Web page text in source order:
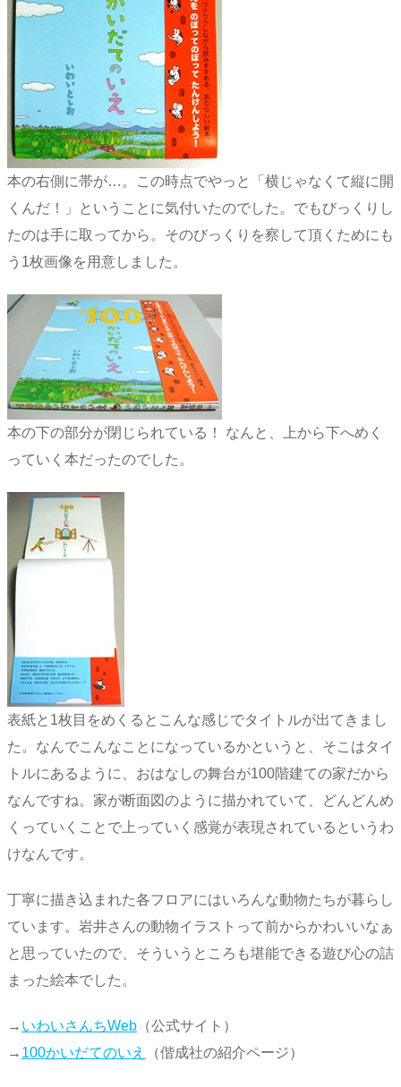
本の右側に帯が…。この時点でやっと「横じゃなくて縦に開
くんだ！」ということに気付いたのでした。でもびっくりし
たのは手に取ってから。そのびっくりを察して頂くためにも
う1枚画像を用意しました。
本の下の部分が閉じられている！ なんと、上から下へめく
っていく本だったのでした。
表紙と1枚目をめくるとこんな感じでタイトルが出てきまし
た。なんでこんなことになっているかというと、そこはタイ
トルにあるように、おはなしの舞台が100階建ての家だから
なんですね。家が断面図のように描かれていて、どんどんめ
くっていくことで上っていく感覚が表現されているというわ
けなんです。
丁寧に描き込まれた各フロアにはいろんな動物たちが暮らし
ています。岩井さんの動物イラストって前からかわいいなぁ
と思っていたので、そういうところも堪能できる遊び心の詰
まった絵本でした。
→ いわいさんちWeb （公式サイト）
→ 100かいだてのいえ （偕成社の紹介ページ）